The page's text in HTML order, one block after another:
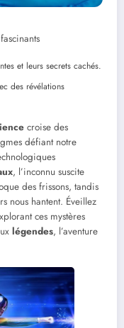
et leurs secrets cachés.
des révélations
croise des
défiant notre
, l’inconnu suscite
des frissons, tandis
nous hantent. Éveillez
ces mystères
légendes, l’aventure